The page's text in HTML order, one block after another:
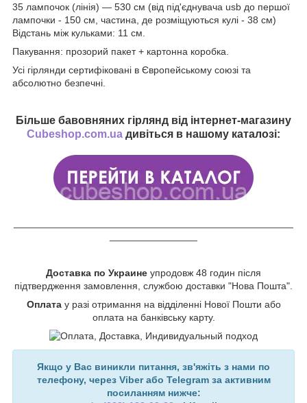
35 лампочок (лінія) — 530 см (від під'єднувача usb до першої
лампочки - 150 см, частина, де розміщуються кулі - 38 см)
Відстань між кульками: 11 см.
Пакування: прозорий пакет + картонна коробка.
Усі гірлянди сертифіковані в Європейському союзі та
абсолютно безпечні.
Більше бавовняних гірлянд від інтернет-магазину
Cubeshop.com.ua дивіться в нашому каталозі:
Доставка по Украине упродовж 48 годин після
підтвердження замовлення, службою доставки "Нова Пошта".
Оплата у разі отримання на відділенні Нової Пошти або
оплата на банківську карту.
Якщо у Вас виникли питання, зв'яжіть з нами по
телефону, через Viber або Telegram за активним
посиланням нижче: